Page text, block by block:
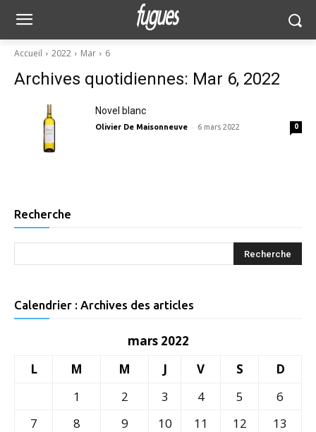
Accueil 2022 Mar 6
Archives quotidiennes: Mar 6, 2022
Novel blanc
Olivier De Maisonneuve - 6 mars 2022 0
Recherche
Calendrier : Archives des articles
mars 2022
L
M M J V S
D
1
2 3 4 5
6
7
8 9 10 11 12
13